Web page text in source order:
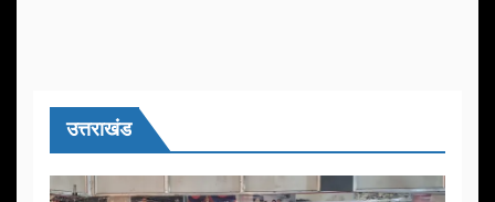
उत्तराखंड